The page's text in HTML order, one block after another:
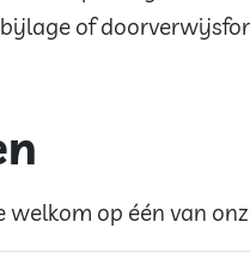
of
op één van